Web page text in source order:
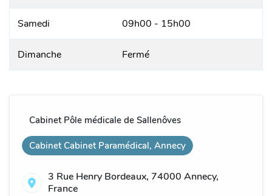
Cabinet Pôle médicale de Sallenôves
Cabinet Cabinet Paramédical, Annecy
3 Rue Henry Bordeaux, 74000 Annecy,
France
Samedi 09h00 - 15h00
Dimanche Fermé